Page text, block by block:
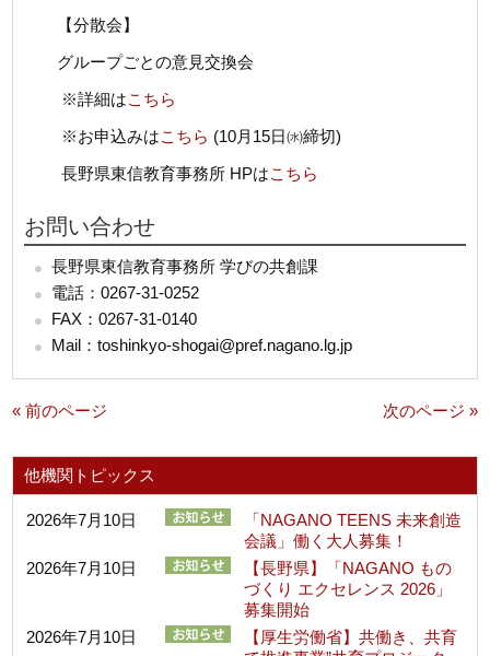
【分散会】
グループごとの意見交換会
※詳細はこちら
※お申込みはこちら (10月15日㈬締切)
長野県東信教育事務所 HPはこちら
お問い合わせ
長野県東信教育事務所 学びの共創課
電話：0267-31-0252
FAX：0267-31-0140
Mail：toshinkyo-shogai@pref.nagano.lg.jp
« 前のページ 次のページ »
他機関トピックス
2026年7月10日
「NAGANO TEENS 未来創造
会議」働く大人募集！
2026年7月10日
【長野県】「NAGANO もの
づくり エクセレンス 2026」
募集開始
2026年7月10日
【厚生労働省】共働き、共育